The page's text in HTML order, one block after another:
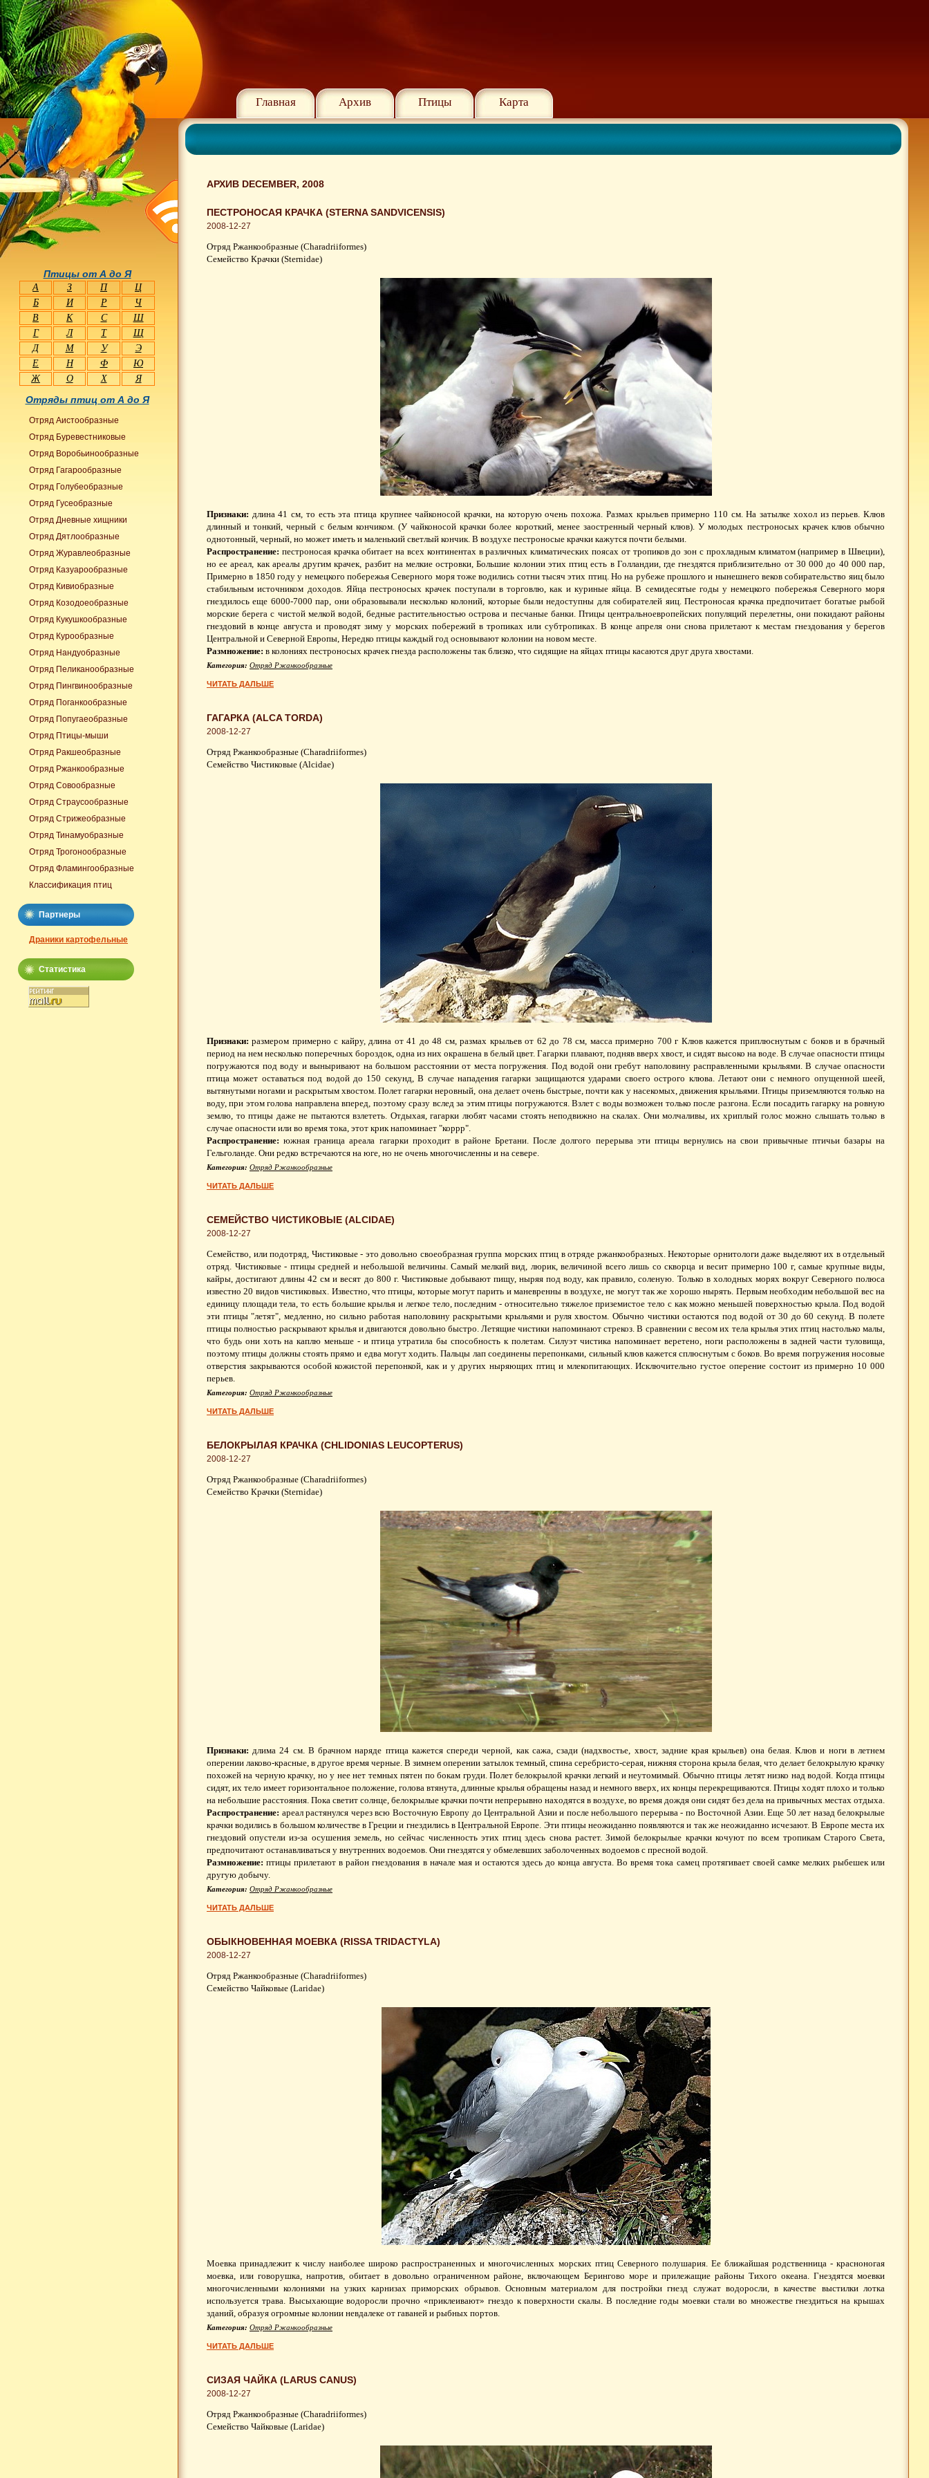
Главная Архив Птицы Карта
АРХИВ DECEMBER, 2008
ПЕСТРОНОСАЯ КРАЧКА (STERNA SANDVICENSIS)
2008-12-27
Отряд Ржанкообразные (Charadriiformes)
Семейство Крачки (Sternidae)
Признаки: длина 41 см, то есть эта птица крупнее чайконосой крачки, на которую очень похожа. Размах крыльев примерно 110 см. На затылке хохол из перьев. Клюв
длинный и тонкий, черный с белым кончиком. (У чайконосой крачки более короткий, менее заостренный черный клюв). У молодых пестроносых крачек клюв обычно
однотонный, черный, но может иметь и маленький светлый кончик. В воздухе пестроносые крачки кажутся почти белыми.
Распространение: пестроносая крачка обитает на всех континентах в различных климатических поясах от тропиков до зон с прохладным климатом (например в Швеции),
но ее ареал, как ареалы другим крачек, разбит на мелкие островки, Большие колонии этих птиц есть в Голландии, где гнездятся приблизительно от 30 000 до 40 000 пар,
Примерно в 1850 году у немецкого побережья Северного моря тоже водились сотни тысяч этих птиц. Но на рубеже прошлого и нынешнего веков собирательство яиц было
стабильным источником доходов. Яйца пестроносых крачек поступали в торговлю, как и куриные яйца. В семидесятые годы у немецкого побережья Северного моря
гнездилось еще 6000-7000 пар, они образовывали несколько колоний, которые были недоступны для собирателей яиц. Пестроносая крачка предпочитает богатые рыбой
морские берега с чистой мелкой водой, бедные растительностью острова и песчаные банки. Птицы центральноевропейских популяций перелетны, они покидают районы
гнездовий в конце августа и проводят зиму у морских побережий в тропиках или субтропиках. В конце апреля они снова прилетают к местам гнездования у берегов
Центральной и Северной Европы, Нередко птицы каждый год основывают колонии на новом месте.
Размножение: в колониях пестроносых крачек гнезда расположены так близко, что сидящие на яйцах птицы касаются друг друга хвостами.
Категория: Отряд Ржанкообразные
ЧИТАТЬ ДАЛЬШЕ
ГАГАРКА (ALCA TORDA)
2008-12-27
Отряд Ржанкообразные (Charadriiformes)
Семейство Чистиковые (Alcidae)
Признаки: размером примерно с кайру, длина от 41 до 48 см, размах крыльев от 62 до 78 см, масса примерно 700 г Клюв кажется приплюснутым с боков и в брачный
период на нем несколько поперечных бороздок, одна из них окрашена в белый цвет. Гагарки плавают, подняв вверх хвост, и сидят высоко на воде. В случае опасности птицы
погружаются под воду и выныривают на большом расстоянии от места погружения. Под водой они гребут наполовину расправленными крыльями. В случае опасности
птица может оставаться под водой до 150 секунд, В случае нападения гагарки защищаются ударами своего острого клюва. Летают они с немного опущенной шеей,
вытянутыми ногами и раскрытым хвостом. Полет гагарки неровный, она делает очень быстрые, почти как у насекомых, движения крыльями. Птицы приземляются только на
воду, при этом голова направлена вперед, поэтому сразу вслед за этим птицы погружаются. Взлет с воды возможен только после разгона. Если посадить гагарку на ровную
землю, то птицы даже не пытаются взлететь. Отдыхая, гагарки любят часами стоять неподвижно на скалах. Они молчаливы, их хриплый голос можно слышать только в
случае опасности или во время тока, этот крик напоминает "коррр".
Распространение: южная граница ареала гагарки проходит в районе Бретани. После долгого перерыва эти птицы вернулись на свои привычные птичьи базары на
Гельголанде. Они редко встречаются на юге, но не очень многочисленны и на севере.
Категория: Отряд Ржанкообразные
ЧИТАТЬ ДАЛЬШЕ
СЕМЕЙСТВО ЧИСТИКОВЫЕ (ALCIDAE)
2008-12-27
Семейство, или подотряд, Чистиковые - это довольно своеобразная группа морских птиц в отряде ржанкообразных. Некоторые орнитологи даже выделяют их в отдельный
отряд. Чистиковые - птицы средней и небольшой величины. Самый мелкий вид, люрик, величиной всего лишь со скворца и весит примерно 100 г, самые крупные виды,
кайры, достигают длины 42 см и весят до 800 г. Чистиковые добывают пищу, ныряя под воду, как правило, соленую. Только в холодных морях вокруг Северного полюса
известно 20 видов чистиковых. Известно, что птицы, которые могут парить и маневренны в воздухе, не могут так же хорошо нырять. Первым необходим небольшой вес на
единицу площади тела, то есть большие крылья и легкое тело, последним - относительно тяжелое приземистое тело с как можно меньшей поверхностью крыла. Под водой
эти птицы "летят", медленно, но сильно работая наполовину раскрытыми крыльями и руля хвостом. Обычно чистики остаются под водой от 30 до 60 секунд. В полете
птицы полностью раскрывают крылья и двигаются довольно быстро. Летящие чистики напоминают стрекоз. В сравнении с весом их тела крылья этих птиц настолько малы,
что будь они хоть на каплю меньше - и птица утратила бы способность к полетам. Силуэт чистика напоминает веретено, ноги расположены в задней части туловища,
поэтому птицы должны стоять прямо и едва могут ходить. Пальцы лап соединены перепонками, сильный клюв кажется сплюснутым с боков. Во время погружения носовые
отверстия закрываются особой кожистой перепонкой, как и у других ныряющих птиц и млекопитающих. Исключительно густое оперение состоит из примерно 10 000
перьев.
Категория: Отряд Ржанкообразные
ЧИТАТЬ ДАЛЬШЕ
БЕЛОКРЫЛАЯ КРАЧКА (CHLIDONIAS LEUCOPTERUS)
2008-12-27
Отряд Ржанкообразные (Charadriiformes)
Семейство Крачки (Sternidae)
Признаки: длима 24 см. В брачном наряде птица кажется спереди черной, как сажа, сзади (надхвостье, хвост, задние края крыльев) она белая. Клюв и ноги в летнем
оперении лаково-красные, в другое время черные. В зимнем оперении затылок темный, спина серебристо-серая, нижняя сторона крыла белая, что делает белокрылую крачку
похожей на черную крачку, но у нее нет темных пятен по бокам груди. Полет белокрылой крачки легкий и неутомимый. Обычно птицы летят низко над водой. Когда птицы
сидят, их тело имеет горизонтальное положение, голова втянута, длинные крылья обращены назад и немного вверх, их концы перекрещиваются. Птицы ходят плохо и только
на небольшие расстояния. Пока светит солнце, белокрылые крачки почти непрерывно находятся в воздухе, во время дождя они сидят без дела на привычных местах отдыха.
Распространение: ареал растянулся через всю Восточную Европу до Центральной Азии и после небольшого перерыва - по Восточной Азии. Еще 50 лет назад белокрылые
крачки водились в большом количестве в Греции и гнездились в Центральной Европе. Эти птицы неожиданно появляются и так же неожиданно исчезают. В Европе места их
гнездовий опустели из-за осушения земель, но сейчас численность этих птиц здесь снова растет. Зимой белокрылые крачки кочуют по всем тропикам Старого Света,
предпочитают останавливаться у внутренних водоемов. Они гнездятся у обмелевших заболоченных водоемов с пресной водой.
Размножение: птицы прилетают в район гнездования в начале мая и остаются здесь до конца августа. Во время тока самец протягивает своей самке мелких рыбешек или
другую добычу.
Категория: Отряд Ржанкообразные
ЧИТАТЬ ДАЛЬШЕ
ОБЫКНОВЕННАЯ МОЕВКА (RISSA TRIDACTYLA)
2008-12-27
Отряд Ржанкообразные (Charadriiformes)
Семейство Чайковые (Laridae)
Моевка принадлежит к числу наиболее широко распространенных и многочисленных морских птиц Северного полушария. Ее ближайшая родственница - красноногая
моевка, или говорушка, напротив, обитает в довольно ограниченном районе, включающем Берингово море и прилежащие районы Тихого океана. Гнездятся моевки
многочисленными колониями на узких карнизах приморских обрывов. Основным материалом для постройки гнезд служат водоросли, в качестве выстилки лотка
используется трава. Высыхающие водоросли прочно «приклеивают» гнездо к поверхности скалы. В последние годы моевки стали во множестве гнездиться на крышах
зданий, образуя огромные колонии невдалеке от гаваней и рыбных портов.
Категория: Отряд Ржанкообразные
ЧИТАТЬ ДАЛЬШЕ
СИЗАЯ ЧАЙКА (LARUS CANUS)
2008-12-27
Отряд Ржанкообразные (Charadriiformes)
Семейство Чайковые (Laridae)
Птицы от А до Я
А З П
Ц
Б
И Р
Ч
В
К С
Ш
Г
Л Т
Щ
Д
М У
Э
Е
Н Ф
Ю
Ж
О Х Я
Отряды птиц от А до Я
Отряд Аистообразные
Отряд Буревестниковые
Отряд Воробьинообразные
Отряд Гагарообразные
Отряд Голубеобразные
Отряд Гусеобразные
Отряд Дневные хищники
Отряд Дятлообразные
Отряд Журавлеобразные
Отряд Казуарообразные
Отряд Кивиобразные
Отряд Козодоеобразные
Отряд Кукушкообразные
Отряд Курообразные
Отряд Нандуобразные
Отряд Пеликанообразные
Отряд Пингвинообразные
Отряд Поганкообразные
Отряд Попугаеобразные
Отряд Птицы-мыши
Отряд Ракшеобразные
Отряд Ржанкообразные
Отряд Совообразные
Отряд Страусообразные
Отряд Стрижеобразные
Отряд Тинамуобразные
Отряд Трогонообразные
Отряд Фламингообразные
Классификация птиц
Партнеры
Драники картофельные
Статистика